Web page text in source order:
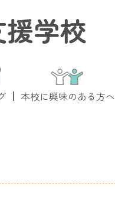
学校
本校に興味のある方へ